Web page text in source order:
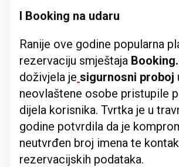
I Booking na udaru
Ranije ove godine popularna
rezervaciju smještaja
doživjela je sigurnosni proboj
neovlaštene osobe pristupile
dijela korisnika. Tvrtka je u
godine potvrdila da je
neutvrđen broj imena te
rezervacijskih podataka.